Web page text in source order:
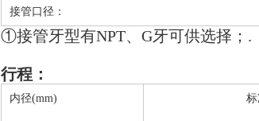
接管口径：
①接管牙型有NPT、G牙可供选择；.
行程：
内径(mm)